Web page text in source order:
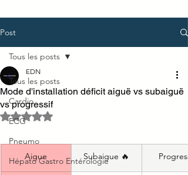
Post
Tous les posts
Cardio
ECG
Pneumo
Hépato Gastro Entérologie
Tous les posts
Mode d'installation déficit aiguë vs subaiguë
vs progressif
EDN
Noté NaN étoiles sur 5.
Aigue Subaigue 🔥